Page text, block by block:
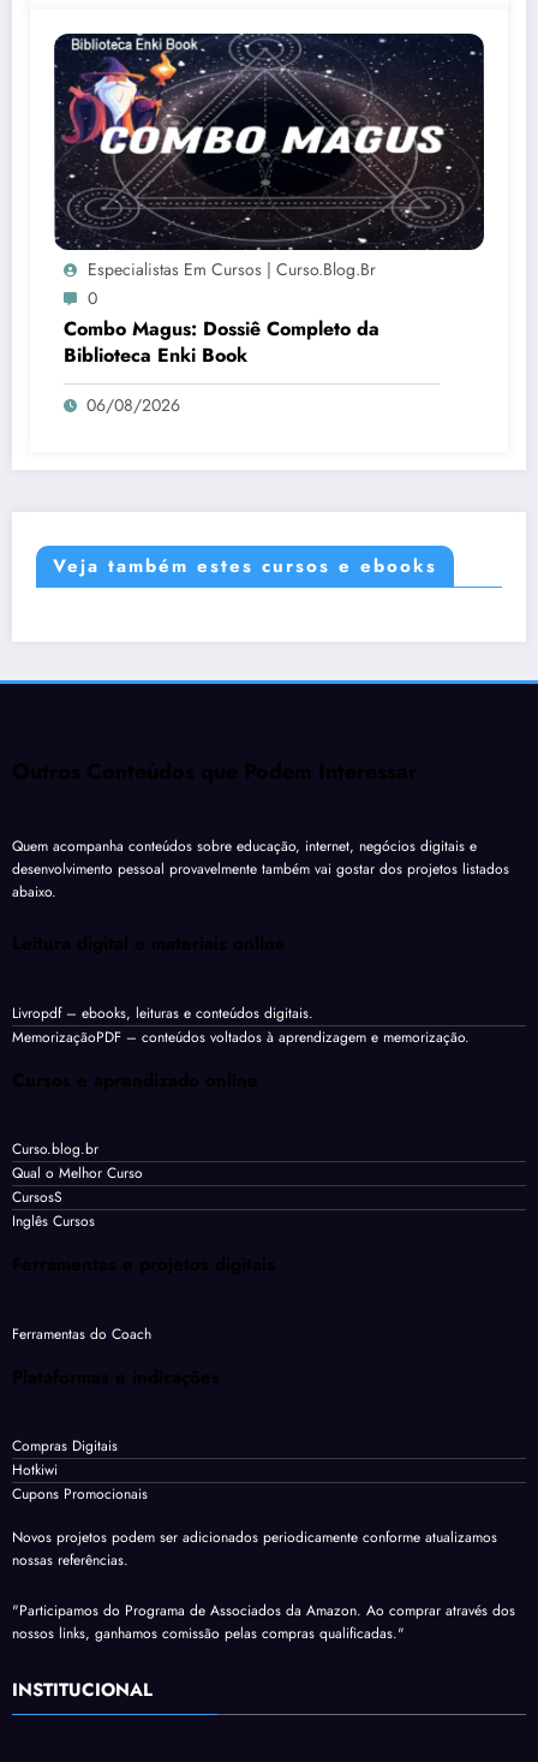
Especialistas Em Cursos | Curso.blog.br
0
Combo Magus: Dossiê Completo da
Biblioteca Enki Book
06/08/2026
Veja também estes cursos e ebooks
Outros Conteúdos que Podem Interessar
Quem acompanha conteúdos sobre educação, internet, negócios digitais e
desenvolvimento pessoal provavelmente também vai gostar dos projetos listados
abaixo.
Leitura digital e materiais online
Livropdf– ebooks, leituras e conteúdos digitais.
MemorizaçãoPDF – conteúdos voltados à aprendizagem e memorização.
Cursos e aprendizado online
Curso.blog.br
Qual o Melhor Curso
CursosS
Inglês Cursos
Ferramentas e projetos digitais
Ferramentas do Coach
Plataformas e indicações
Compras Digitais
Hotkiwi
Cupons Promocionais
Novos projetos podem ser adicionados periodicamente conforme atualizamos
nossas referências.
"Participamos do Programa de Associados da Amazon. Ao comprar através dos
nossos links, ganhamos comissão pelas compras qualificadas."
INSTITUCIONAL